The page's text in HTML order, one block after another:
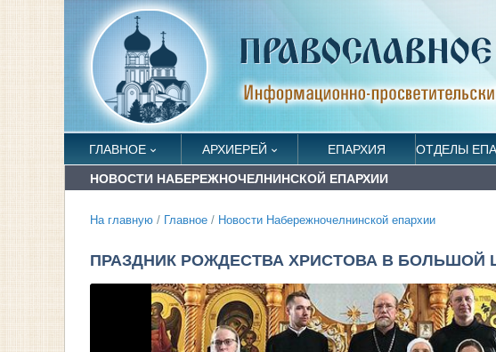
ГЛАВНОЕ АРХИЕРЕЙ ЕПАРХИЯ ОТДЕЛЫ
НОВОСТИ НАБЕРЕЖНОЧЕЛНИНСКОЙ ЕПАРХИИ
На главную / Главное / Новости Набережночелнинской епархии
ПРАЗДНИК РОЖДЕСТВА ХРИСТОВА В БОЛЬШОЙ